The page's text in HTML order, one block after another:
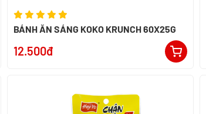
BÁNH ĂN SÁNG KOKO KRUNCH 60X25G
12.500đ